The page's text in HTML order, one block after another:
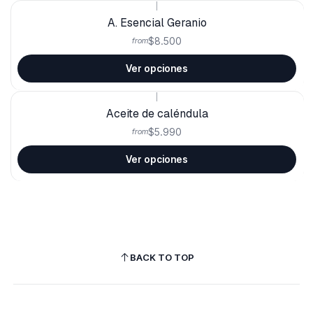
A. Esencial Geranio
from$8.500
Ver opciones
Aceite de caléndula
from$5.990
Ver opciones
BACK TO TOP